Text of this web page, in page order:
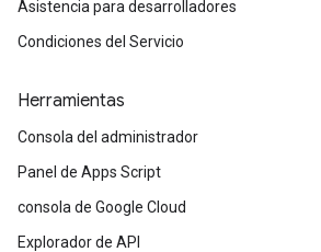
Asistencia para desarrolladores
Condiciones del Servicio
Herramientas
Consola del administrador
Panel de Apps Script
consola de Google Cloud
Explorador de API